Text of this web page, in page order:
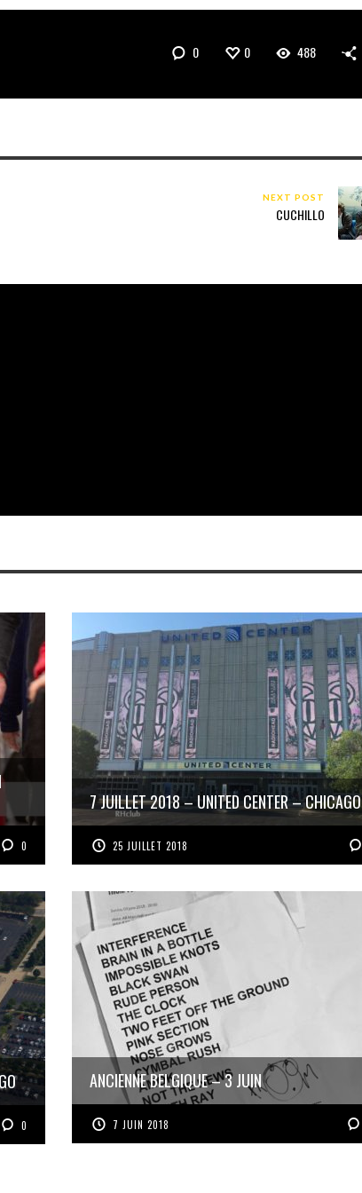
0 0 488
NEXT POST
CUCHILLO
0
7 JUILLET 2018 – UNITED CENTER – CHICAGO
25 JUILLET 2018
0
ANCIENNE BELGIQUE – 3 JUIN
7 JUIN 2018